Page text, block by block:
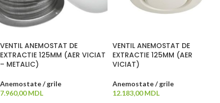
VENTIL ANEMOSTAT DE
EXTRACTIE 125MM (AER VICIAT
– METALIC)
Anemostate / grile
7.960,00MDL
VENTIL ANEMOSTAT DE
EXTRACTIE 125MM (AER
VICIAT)
Anemostate / grile
12.183,00MDL